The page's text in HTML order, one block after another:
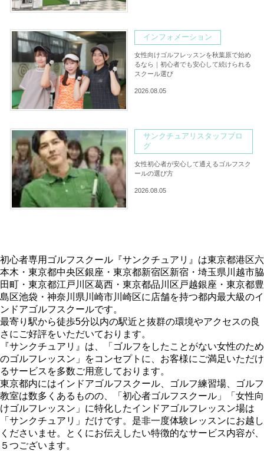
インフォメーション
女性向けゴルフレッスンを秋葉原で始め
るなら｜初心者でも安心して続けられる
スクール選び
2026.08.05
サンクチュアリスタッフブロ
グ
女性初心者が安心して通えるゴルフスク
ールの選び方
2026.08.05
初心者専用ゴルフスクール『サンクチュアリ』は東京都港区六
本木・東京都中央区銀座・東京都新宿区新宿・埼玉県川越市脇
田町・東京都江戸川区葛西・東京都品川区戸越銀座・東京都豊
島区池袋・神奈川県川崎市川崎区に店舗を持つ都内最大級のイ
ンドアゴルフスクールです。
最寄り駅から徒歩5分以内の駅近と抜群の環境やアクセスの良
さにご好評をいただいております。
『サンクチュアリ』は、「ゴルフをしたことがない女性のため
のゴルフレッスン」をコンセプトに、お客様にご満足いただけ
るサービスを多数ご用意しております。
東京都内にはインドアゴルフスクール、ゴルフ練習場、ゴルフ
教室は数多くあるものの、「初心者ゴルフスクール」「女性向
けゴルフレッスン」に特化したインドアゴルフレッスン場は
「サンクチュアリ」だけです。是非一度体験レッスンにお越し
くださいませ。とくにお伝えしたい特徴的なサービス内容が、
５つございます。